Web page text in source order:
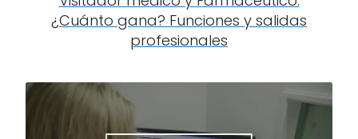
¿Cuánto gana? Funciones y salidas
profesionales